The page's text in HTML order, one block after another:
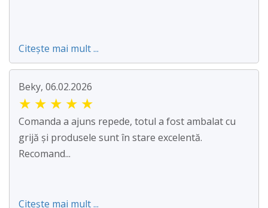
Citește mai mult ...
Beky, 06.02.2026
★ ★ ★ ★ ★
Comanda a ajuns repede, totul a fost ambalat cu
grijă și produsele sunt în stare excelentă.
Recomand...
Citește mai mult ...